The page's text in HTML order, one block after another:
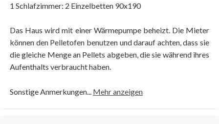
1 Schlafzimmer: 2 Einzelbetten 90x190
Das Haus wird mit einer Wärmepumpe beheizt. Die Mieter
können den Pelletofen benutzen und darauf achten, dass sie
die gleiche Menge an Pellets abgeben, die sie während ihres
Aufenthalts verbraucht haben.
Sonstige Anmerkungen... Mehr anzeigen